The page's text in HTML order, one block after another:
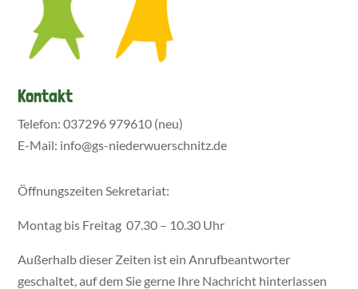
Kontakt
Telefon: 037296 979610 (neu)
E-Mail: info@gs-niederwuerschnitz.de
Öffnungszeiten Sekretariat:
Montag bis Freitag 07.30 – 10.30 Uhr
Außerhalb dieser Zeiten ist ein Anrufbeantworter
geschaltet, auf dem Sie gerne Ihre Nachricht hinterlassen